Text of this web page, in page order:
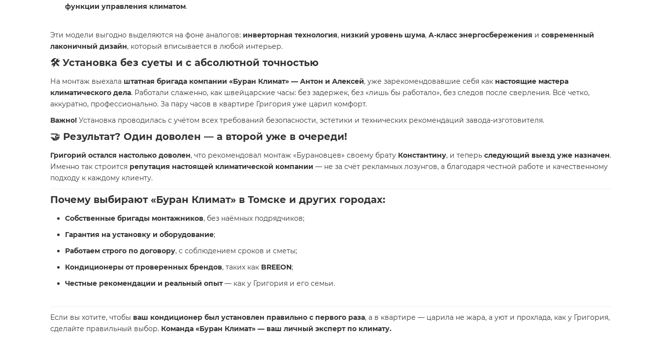
функции управления климатом.
Эти модели выгодно выделяются на фоне аналогов: инверторная технология, низкий уровень шума, A-класс энергосбережения и современный
лаконичный дизайн, который вписывается в любой интерьер.
🛠️ Установка без суеты и с абсолютной точностью
На монтаж выехала штатная бригада компании «Буран Климат» — Антон и Алексей, уже зарекомендовавшие себя как настоящие мастера
климатического дела. Работали слаженно, как швейцарские часы: без задержек, без «лишь бы работало», без следов после сверления. Всё четко,
аккуратно, профессионально. За пару часов в квартире Григория уже царил комфорт.
Важно! Установка проводилась с учётом всех требований безопасности, эстетики и технических рекомендаций завода-изготовителя.
🤝 Результат? Один доволен — а второй уже в очереди!
Григорий остался настолько доволен, что рекомендовал монтаж «Бурановцев» своему брату Константину, и теперь следующий выезд уже назначен.
Именно так строится репутация настоящей климатической компании — не за счёт рекламных лозунгов, а благодаря честной работе и качественному
подходу к каждому клиенту.
Почему выбирают «Буран Климат» в Томске и других городах:
Собственные бригады монтажников, без наёмных подрядчиков;
Гарантия на установку и оборудование;
Работаем строго по договору, с соблюдением сроков и сметы;
Кондиционеры от проверенных брендов, таких как BREEON;
Честные рекомендации и реальный опыт— как у Григория и его семьи.
Если вы хотите, чтобы ваш кондиционер был установлен правильно с первого раза, а в квартире — царила не жара, а уют и прохлада, как у Григория,
сделайте правильный выбор. Команда «Буран Климат» — ваш личный эксперт по климату.